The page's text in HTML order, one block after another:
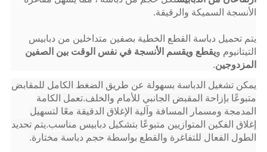
الأنسجة السميكة والرقيقة.
يتم تحميل دباسة القطع الخطية بصفين متداخلين من دبابيس
التيتانيوم ويقطع ويقسم الأنسجة في نفس الوقت بين الصفين
المزدوجين.
يمكن تشغيل الدباسة بسهولة عن طريق الضغط الكامل للمقابض
متبوعًا بإزاحة المقبض الجانبي للأمام والخلف.تعمل الكامة
المدمجة ومسمار المسافة وآلية الإغلاق الدقيقة معًا لتسهيل
إغلاق الفكين المتوازيين متبوعًا بتشكيل دبابيس مناسب.يتم تحديد
الطول الفعال للتفاغرة والقطع بواسطة حجم دباسة مختارة.